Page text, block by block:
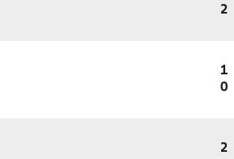
2
1
0
2